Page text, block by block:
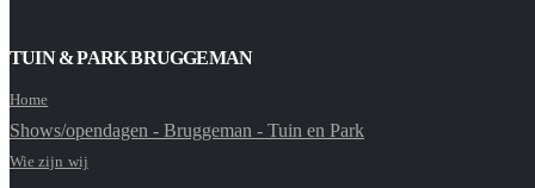
TUIN & PARK BRUGGEMAN
Home
Shows/opendagen - Bruggeman - Tuin en Park
Wie zijn wij